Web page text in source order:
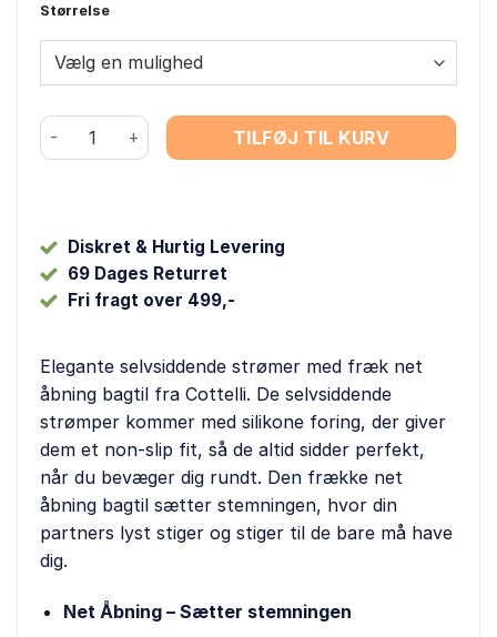
129,00 kr..79,00 kr..
Størrelse
Cottelli - Elegante Selvsiddende Strømper m. Net antal
TILFØJ TIL KURV
Diskret & Hurtig Levering
69 Dages Returret
Fri fragt over 499,-
Elegante selvsiddende strømer med fræk net
åbning bagtil fra Cottelli. De selvsiddende
strømper kommer med silikone foring, der giver
dem et non-slip fit, så de altid sidder perfekt,
når du bevæger dig rundt. Den frække net
åbning bagtil sætter stemningen, hvor din
partners lyst stiger og stiger til de bare må have
dig.
Net Åbning – Sætter stemningen